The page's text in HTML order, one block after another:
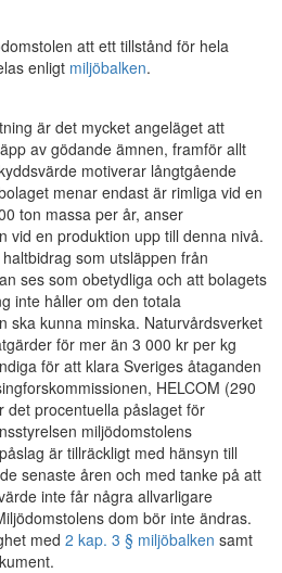
att ett tillstånd för hela
enligt miljöbalken.
är det mycket angeläget att
av gödande ämnen, framför allt
motiverar långtgående
menar endast är rimliga vid en
ton massa per år, anser
vid en produktion upp till denna nivå.
som utsläppen från
ses som obetydliga och att bolagets
inte håller om den totala
ska kunna minska. Naturvårdsverket
för mer än 3 000 kr per kg
för att klara Sveriges åtaganden
HELCOM (290
det procentuella påslaget för
miljödomstolens
är tillräckligt med hänsyn till
senaste åren och med tanke på att
inte får några allvarligare
dom bör inte ändras.
med 2 kap. 3 § miljöbalken samt